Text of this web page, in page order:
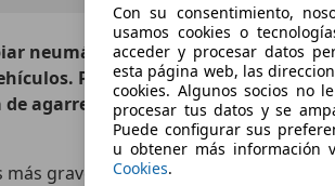
Con su consentimiento,
usamos cookies o
acceder y procesar datos
esta página web, las
cookies. Algunos socios no
procesar tus datos y se
Puede configurar sus
u obtener más información
Cookies.
neumáticos moto es una cuestión
Pero, lo que es más grave,
agarre y tracción de las gomas.
más grave, crece el riesgo de sufrir